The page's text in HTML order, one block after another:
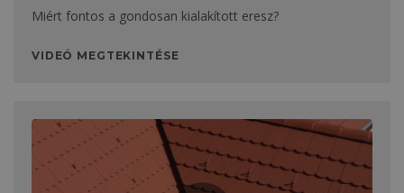
Miért fontos a gondosan kialakított eresz?
VIDEÓ MEGTEKINTÉSE